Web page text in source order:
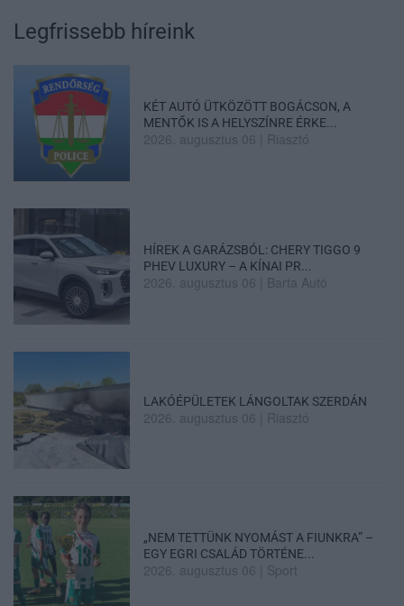
Legfrissebb híreink
KÉT AUTÓ ÜTKÖZÖTT BOGÁCSON, A
MENTŐK IS A HELYSZÍNRE ÉRKE...
2026. augusztus 06 Riasztó
HÍREK A GARÁZSBÓL: CHERY TIGGO 9
PHEV LUXURY – A KÍNAI PR...
2026. augusztus 06 Barta Autó
LAKÓÉPÜLETEK LÁNGOLTAK SZERDÁN
2026. augusztus 06 Riasztó
„NEM TETTÜNK NYOMÁST A FIUNKRA” –
EGY EGRI CSALÁD TÖRTÉNE...
2026. augusztus 06 Sport